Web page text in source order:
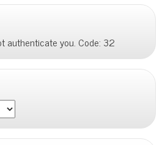
authenticate you. Code: 32